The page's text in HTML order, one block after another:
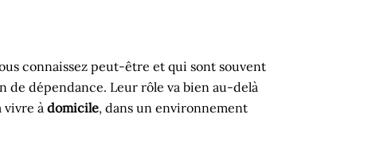
connaissez peut-être et qui sont souvent
dépendance. Leur rôle va bien au-delà
vivre à domicile, dans un environnement